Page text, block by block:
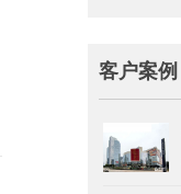
客户案例